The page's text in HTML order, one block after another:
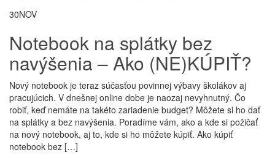
30NOV
Notebook na splátky bez
navýšenia – Ako (NE)KÚPIŤ?
Nový notebook je teraz súčasťou povinnej výbavy školákov aj
pracujúcich. V dnešnej online dobe je naozaj nevyhnutný. Čo
robiť, keď nemáte na takéto zariadenie budget? Môžete si ho dať
na splátky a bez navýšenia. Poradíme vám, ako a kde si požičať
na nový notebook, aj to, kde si ho môžete kúpiť. Ako kúpiť
notebook bez […]